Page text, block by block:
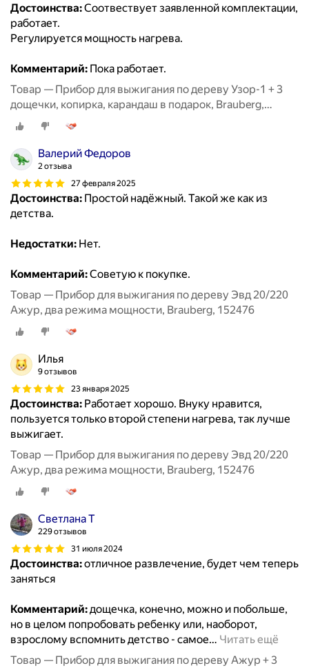
Достоинства:Соотвествует заявленной комплектации,
работает.
Регулируется мощность нагрева.
Комментарий: Пока работает.
Товар — Прибор для выжигания по дереву Узор-1 + 3
дощечки, копирка, карандаш в подарок, Brauberg,
881030
Валерий Федоров
2 отзыва
27 февраля 2025
Достоинства: Простой надёжный. Такой же как из
детства.
Недостатки: Нет.
Комментарий:Советую к покупке.
Товар — Прибор для выжигания по дереву Эвд 20/220
Ажур, два режима мощности, Brauberg, 152476
Илья
9 отзывов
23 января 2025
Достоинства: Работает хорошо. Внуку нравится,
пользуется только второй степени нагрева, так лучше
выжигает.
Товар — Прибор для выжигания по дереву Эвд 20/220
Ажур, два режима мощности, Brauberg, 152476
Cветлана Т
229 отзывов
31 июля 2024
Достоинства:отличное развлечение, будет чем теперь
заняться
Комментарий:дощечка, конечно, можно и побольше,
но в целом попробовать ребенку или, наоборот,
взрослому вспомнить детство - самое… Читать ещё
Товар — Прибор для выжигания по дереву Ажур + 3